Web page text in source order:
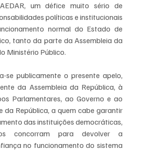
um défice muito sério de
políticas e institucionais
normal do Estado de
tanto da parte da Assembleia da
Ministério Público.
se publicamente o presente apelo,
da Assembleia da República, à
Parlamentares, ao Governo e ao
da República, a quem cabe garantir
das instituições democráticas,
concorram para devolver a
no funcionamento do sistema